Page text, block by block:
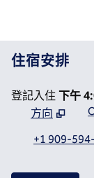
住宿安排
登記入住下午
方向
開啟新分頁
+1 909-